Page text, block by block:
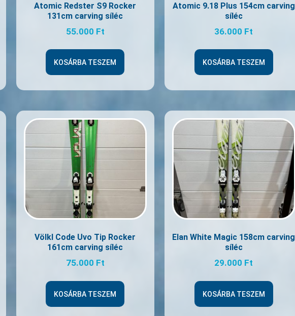
Atomic Redster S9 Rocker
131cm carving síléc
55.000 Ft
KOSÁRBA TESZEM
Atomic 9.18 Plus 154cm carving
síléc
36.000 Ft
KOSÁRBA TESZEM
Völkl Code Uvo Tip Rocker
161cm carving síléc
75.000 Ft
KOSÁRBA TESZEM
Elan White Magic 158cm carving
síléc
29.000 Ft
KOSÁRBA TESZEM